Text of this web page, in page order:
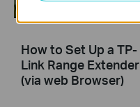
How to Set Up a TP-
Link Range Extender
(via web Browser)